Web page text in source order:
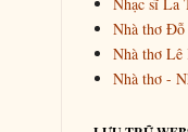
Nhà thơ Đỗ
Nhà thơ
Nhà thơ -